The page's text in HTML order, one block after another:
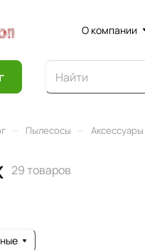
О компании
Пылесосы
29 товаров